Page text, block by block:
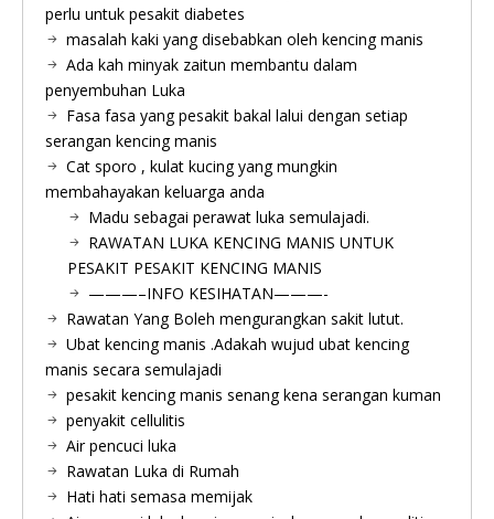
perlu untuk pesakit diabetes
masalah kaki yang disebabkan oleh kencing manis
Ada kah minyak zaitun membantu dalam
penyembuhan Luka
Fasa fasa yang pesakit bakal lalui dengan setiap
serangan kencing manis
Cat sporo , kulat kucing yang mungkin
membahayakan keluarga anda
Madu sebagai perawat luka semulajadi.
RAWATAN LUKA KENCING MANIS UNTUK
PESAKIT PESAKIT KENCING MANIS
———–INFO KESIHATAN———-
Rawatan Yang Boleh mengurangkan sakit lutut.
Ubat kencing manis .Adakah wujud ubat kencing
manis secara semulajadi
pesakit kencing manis senang kena serangan kuman
penyakit cellulitis
Air pencuci luka
Rawatan Luka di Rumah
Hati hati semasa memijak